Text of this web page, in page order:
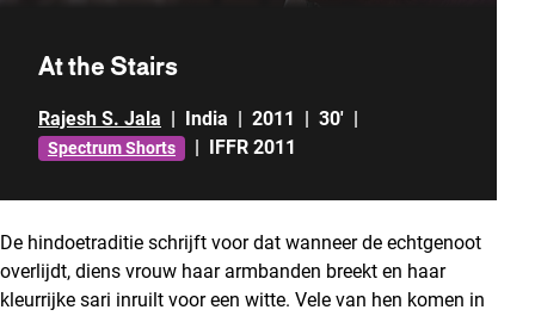
At the Stairs
Rajesh S. Jala India 2011 30'
Spectrum Shorts IFFR 2011
De hindoetraditie schrijft voor dat wanneer de echtgenoot
overlijdt, diens vrouw haar armbanden breekt en haar
kleurrijke sari inruilt voor een witte. Vele van hen komen in